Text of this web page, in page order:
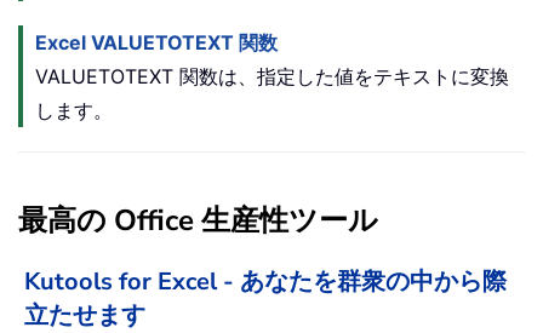
Excel VALUETOTEXT 関数
VALUETOTEXT 関数は、指定した値をテキストに変換
します。
最高の Office 生産性ツール
Kutools for Excel - あなたを群衆の中から際
立たせます